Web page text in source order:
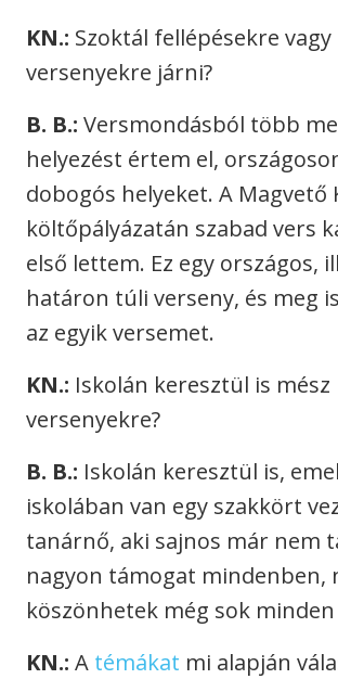
KN.: Szoktál fellépésekre vagy
versenyekre járni?
B. B.: Versmondásból több
helyezést értem el,
dobogós helyeket. A Magvető
költőpályázatán szabad vers
első lettem. Ez egy országos,
határon túli verseny, és meg
az egyik versemet.
KN.: Iskolán keresztül is mész
versenyekre?
B. B.: Iskolán keresztül is,
iskolában van egy szakkört
tanárnő, aki sajnos már nem
nagyon támogat mindenben,
köszönhetek még sok
KN.: A témákat mi alapján